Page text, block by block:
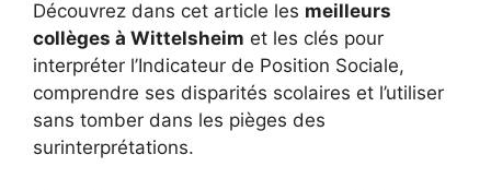
Découvrez dans cet article les meilleurs
collèges à Wittelsheim et les clés pour
interpréter l’Indicateur de Position Sociale,
comprendre ses disparités scolaires et l’utiliser
sans tomber dans les pièges des
surinterprétations.